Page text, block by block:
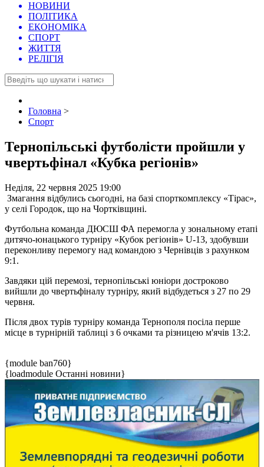
НОВИНИ
ПОЛІТИКА
ЕКОНОМІКА
СПОРТ
ЖИТТЯ
РЕЛІГІЯ
Головна >
Спорт
Тернопільські футболісти пройшли у
чвертьфінал «Кубка регіонів»
Неділя, 22 червня 2025 19:00
Змагання відбулись сьогодні, на базі спорткомплексу «Тірас»,
у селі Городок, що на Чортківщині.
Футбольна команда ДЮСШ ФА перемогла у зональному етапі
дитячо-юнацького турніру «Кубок регіонів» U-13, здобувши
переконливу перемогу над командою з Чернівців з рахунком
9:1.
Завдяки цій перемозі, тернопільські юніори достроково
вийшли до чвертьфіналу турніру, який відбудеться з 27 по 29
червня.
Після двох турів турніру команда Тернополя посіла перше
місце в турнірній таблиці з 6 очками та різницею м'ячів 13:2.
{module ban760}
{loadmodule Останні новини}